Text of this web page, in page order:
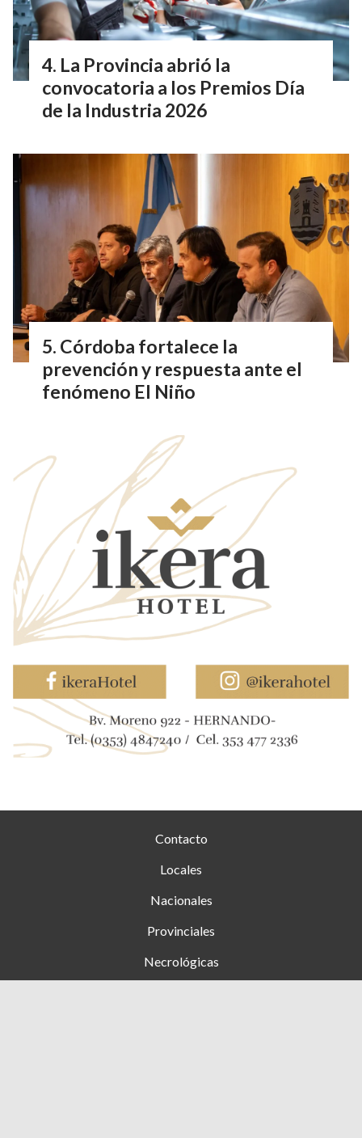
La Provincia abrió la
convocatoria a los Premios Día
de la Industria 2026
Córdoba fortalece la
prevención y respuesta ante el
fenómeno El Niño
Contacto
Locales
Nacionales
Provinciales
Necrológicas